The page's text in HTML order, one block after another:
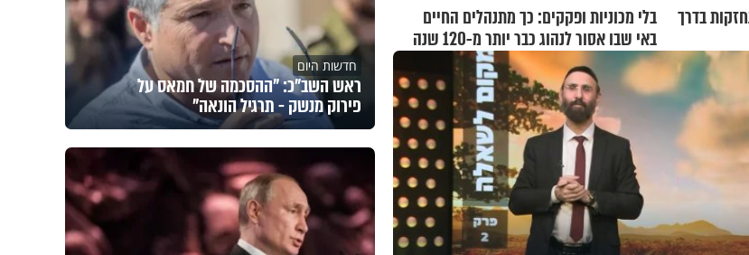
בדרך
בלי מכוניות ופקקים: כך מתנהלים החיים
באי שבו אסור לנהוג כבר יותר מ-120 שנה
חדשות היום
ראש השב"כ: "ההסכמה של חמאס על
פירוק מנשק - תרגיל הונאה"